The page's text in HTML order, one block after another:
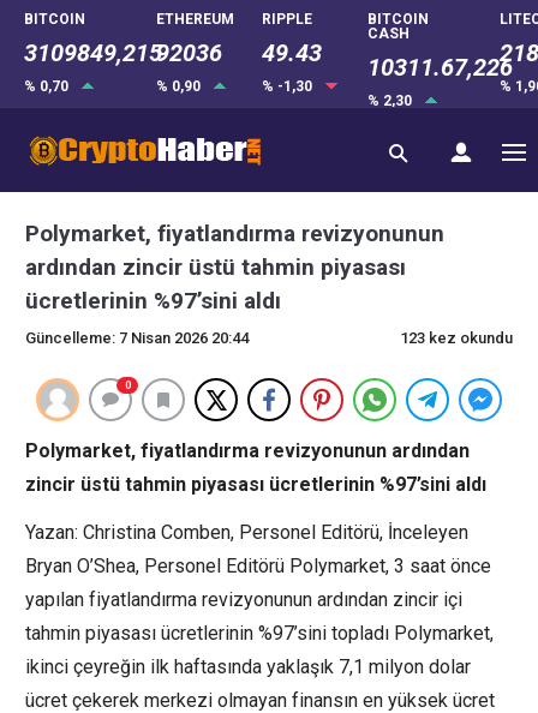
BITCOIN
3109849,215
% 0,70
ETHEREUM
92036
% 0,90
RIPPLE
49.43
% -1,30
BITCOIN
CASH
10311.67,226
% 2,30
%
Polymarket, fiyatlandırma revizyonunun
ardından zincir üstü tahmin piyasası
ücretlerinin %97’sini aldı
Güncelleme: 7 Nisan 2026 20:44 123 kez okundu
0
Polymarket, fiyatlandırma revizyonunun ardından
zincir üstü tahmin piyasası ücretlerinin %97’sini aldı
Yazan: Christina Comben, Personel Editörü, İnceleyen
Bryan O’Shea, Personel Editörü Polymarket, 3 saat önce
yapılan fiyatlandırma revizyonunun ardından zincir içi
tahmin piyasası ücretlerinin %97’sini topladı Polymarket,
ikinci çeyreğin ilk haftasında yaklaşık 7,1 milyon dolar
ücret çekerek merkezi olmayan finansın en yüksek ücret